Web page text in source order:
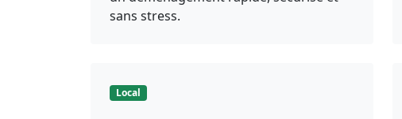
sans stress.
Local